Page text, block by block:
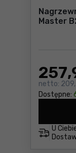
Master
257
netto:
Dostępne:
U